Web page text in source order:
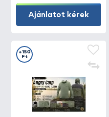
Ajánlatot kérek
+150
Ft